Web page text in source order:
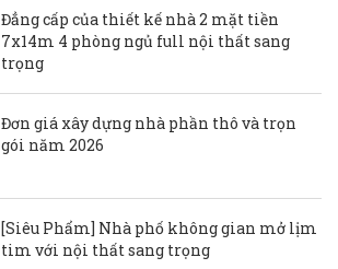
Đẳng cấp của thiết kế nhà 2 mặt tiền
7x14m 4 phòng ngủ full nội thất sang
trọng
Đơn giá xây dựng nhà phần thô và trọn
gói năm 2026
[Siêu Phẩm] Nhà phố không gian mở lịm
tim với nội thất sang trọng